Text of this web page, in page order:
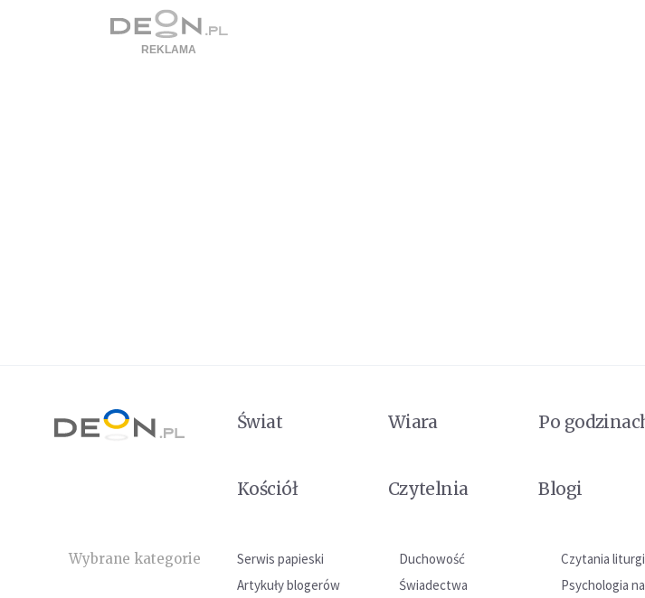
Świat Wiara Po
Kościół
Czytelnia Blogi
Wybrane kategorie Serwis papieski Duchowość Czytania
Artykuły blogerów
Świadectwa Psychologia